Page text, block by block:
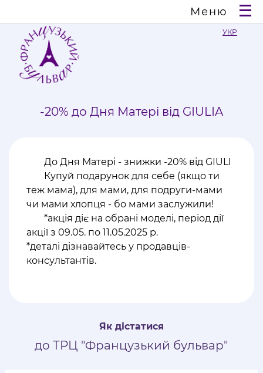
Меню
УКР
-20% до Дня Матері від GIULIA
До Дня Матері - знижки -20% від GIULI
Купуй подарунок для себе (якщо ти
теж мама), для мами, для подруги-мами
чи мами хлопця - бо мами заслужили!
*акція діє на обрані моделі, період дії
акції з 09.05. по 11.05.2025 р.
*деталі дізнавайтесь у продавців-
консультантів.
Як дістатися
до ТРЦ "Французький бульвар"